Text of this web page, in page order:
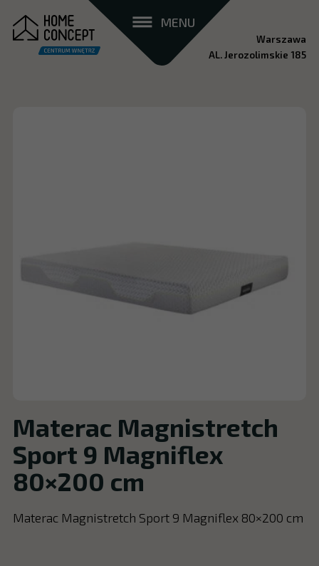
MENU
Warszawa
AL. Jerozolimskie 185
Materac Magnistretch
Sport 9 Magniflex
80×200 cm
Materac Magnistretch Sport 9 Magniflex 80×200 cm